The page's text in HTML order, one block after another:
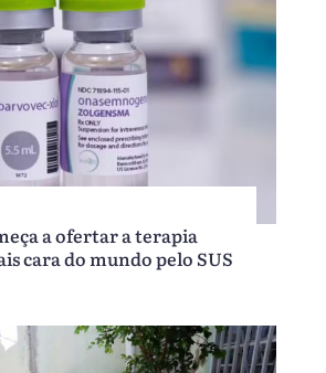
a ofertar a terapia
cara do mundo pelo SUS